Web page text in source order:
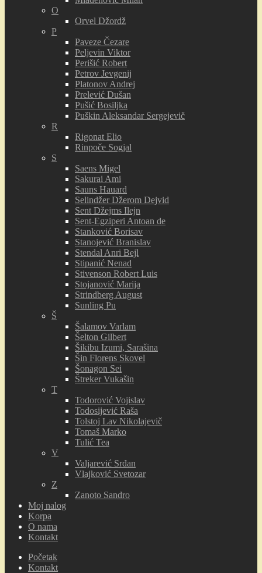
O
Orvel Džordž
P
Paveze Čezare
Peljevin Viktor
Perišić Robert
Petrov Jevgenij
Platonov Andrej
Prelević Dušan
Pušić Bosiljka
Puškin Aleksandar Sergejevič
R
Rigonat Elio
Rinpoče Sogjal
S
Saens Migel
Sakurai Ami
Sauns Hauard
Selindžer Džerom Dejvid
Sent Džejms Ilejn
Sent-Egziperi Antoan de
Stanković Borisav
Stanojević Branislav
Stendal Anri Bejl
Stipanić Nenad
Stivenson Robert Luis
Stojanović Marija
Strindberg August
Sunling Pu
Š
Šalamov Varlam
Šelton Gilbert
Šikibu Izumi, Sarašina
Šin Florens Skovel
Šonagon Sei
Štreker Vukašin
T
Todorović Vojislav
Todosijević Raša
Tolstoj Lav Nikolajevič
Tomaš Marko
Tulić Tea
V
Valjarević Srđan
Vlajković Svetozar
Z
Zanoto Sandro
Moj nalog
Korpa
O nama
Kontakt
Početak
Kontakt